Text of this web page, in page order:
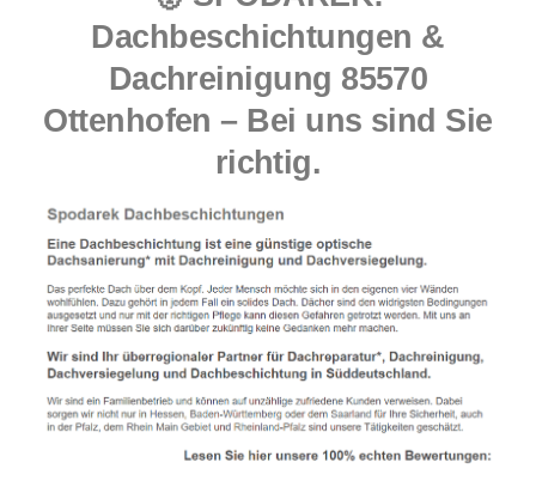
Dachbeschichtungen &
Dachreinigung 85570
Ottenhofen – Bei uns sind Sie
richtig.